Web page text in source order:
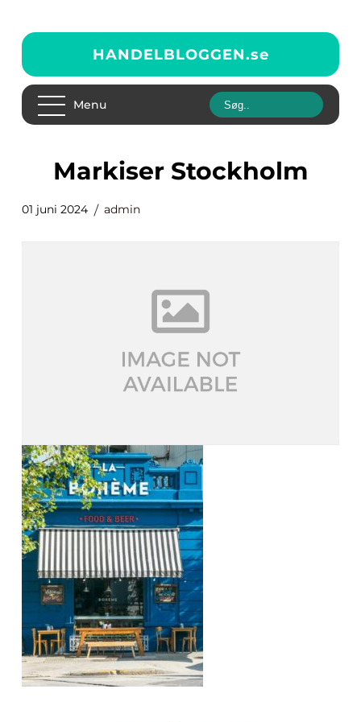
HANDELBLOGGEN.se
Menu
markiser Stockholm
01 juni 2024 admin